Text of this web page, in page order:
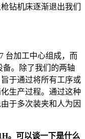
钻机床逐渐退出我们
台加工中心组成，而
。除了我们的两轴
于通过将所有工序或
生产过程。通过这种
于多次装夹和人为因
。可以谈一下是什么